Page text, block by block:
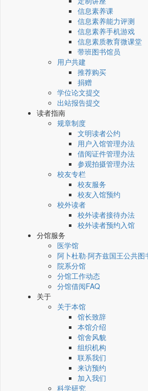
信息素养课
信息素养能力评测
信息素养手机游戏
信息素质教育微课堂
带班图书馆员
用户共建
推荐购买
捐赠
学位论文提交
出站报告提交
读者指南
规章制度
文明读者公约
用户入馆管理办法
借阅证件管理办法
参观拍摄管理办法
校友专栏
校友服务
校友入馆预约
校外读者
校外读者接待办法
校外读者预约入馆
分馆服务
医学馆
阿卜杜勒·阿齐兹国王公共
院系分馆
分馆工作动态
分馆借阅FAQ
关于
关于本馆
馆长致辞
本馆介绍
馆舍风貌
组织机构
联系我们
来访预约
加入我们
科学研究